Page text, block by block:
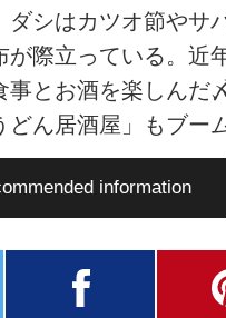
ダシはカツオ節やサ
が際立っている。近
事とお酒を楽しんだ
ん居酒屋」もブー
information